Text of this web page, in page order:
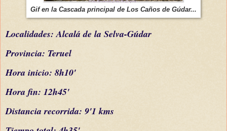
Gif en la Cascada principal de Los Caños de Gúdar...
Localidades: Alcalá de la Selva-Gúdar
Provincia: Teruel
Hora inicio: 8h10'
Hora fin: 12h45'
Distancia recorrida: 9'1 kms